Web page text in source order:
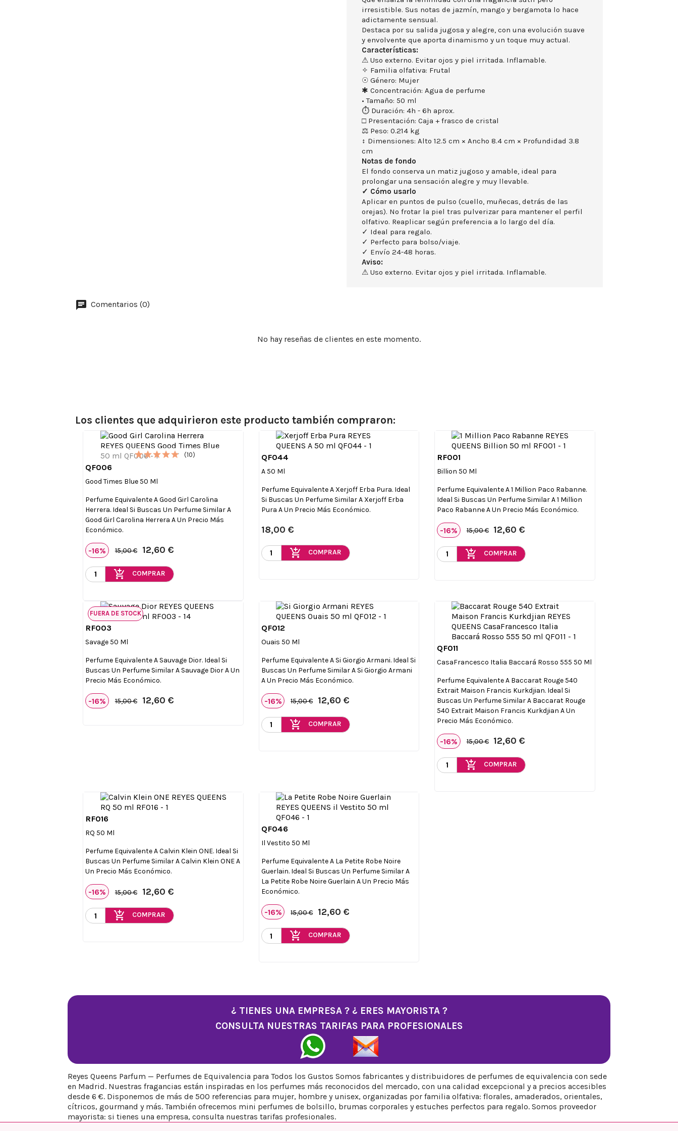
irresistible. Sus notas de jazmín, mango y bergamota lo hace
adictamente sensual.
Destaca por su salida jugosa y alegre, con una evolución suave
y envolvente que aporta dinamismo y un toque muy actual.
Características:
⚠ Uso externo. Evitar ojos y piel irritada. Inflamable.
✧ Familia olfativa: Frutal
☉ Género: Mujer
✱ Concentración: Agua de perfume
• Tamaño: 50 ml
⏱ Duración: 4h - 6h aprox.
□ Presentación: Caja + frasco de cristal
⚖ Peso: 0.214 kg
↕ Dimensiones: Alto 12.5 cm × Ancho 8.4 cm × Profundidad 3.8
cm
Notas de fondo
El fondo conserva un matiz jugoso y amable, ideal para
prolongar una sensación alegre y muy llevable.
✓ Cómo usarlo
Aplicar en puntos de pulso (cuello, muñecas, detrás de las
orejas). No frotar la piel tras pulverizar para mantener el perfil
olfativo. Reaplicar según preferencia a lo largo del día.
✓ Ideal para regalo.
✓ Perfecto para bolso/viaje.
✓ Envío 24-48 horas.
Aviso:
⚠ Uso externo. Evitar ojos y piel irritada. Inflamable.
Comentarios (0)
No hay reseñas de clientes en este momento.
Los clientes que adquirieron este producto también compraron:
QF006
Good Times Blue 50 Ml
Perfume Equivalente A Good Girl Carolina
Herrera. Ideal Si Buscas Un Perfume Similar A
Good Girl Carolina Herrera A Un Precio Más
Económico.
-16% 15,00 € 12,60 €
add_shopping_cart COMPRAR
(10) QF044
A 50 Ml
Perfume Equivalente A Xerjoff Erba Pura. Ideal
Si Buscas Un Perfume Similar A Xerjoff Erba
Pura A Un Precio Más Económico.
18,00 €
add_shopping_cart COMPRAR
RF001
Billion 50 Ml
Perfume Equivalente A 1 Million Paco Rabanne.
Ideal Si Buscas Un Perfume Similar A 1 Million
Paco Rabanne A Un Precio Más Económico.
-16% 15,00 € 12,60 €
add_shopping_cart COMPRAR
RF003
Savage 50 Ml
Perfume Equivalente A Sauvage Dior. Ideal Si
Buscas Un Perfume Similar A Sauvage Dior A Un
Precio Más Económico.
-16% 15,00 € 12,60 €
FUERA DE STOCK
QF012
Ouais 50 Ml
Perfume Equivalente A Si Giorgio Armani. Ideal Si
Buscas Un Perfume Similar A Si Giorgio Armani
A Un Precio Más Económico.
-16% 15,00 € 12,60 €
add_shopping_cart COMPRAR
QF011
CasaFrancesco Italia Baccará Rosso 555 50 Ml
Perfume Equivalente A Baccarat Rouge 540
Extrait Maison Francis Kurkdjian. Ideal Si
Buscas Un Perfume Similar A Baccarat Rouge
540 Extrait Maison Francis Kurkdjian A Un
Precio Más Económico.
-16% 15,00 € 12,60 €
add_shopping_cart COMPRAR
RF016
RQ 50 Ml
Perfume Equivalente A Calvin Klein ONE. Ideal Si
Buscas Un Perfume Similar A Calvin Klein ONE A
Un Precio Más Económico.
-16% 15,00 € 12,60 €
add_shopping_cart COMPRAR
QF046
Il Vestito 50 Ml
Perfume Equivalente A La Petite Robe Noire
Guerlain. Ideal Si Buscas Un Perfume Similar A
La Petite Robe Noire Guerlain A Un Precio Más
Económico.
-16% 15,00 € 12,60 €
add_shopping_cart COMPRAR
¿ TIENES UNA EMPRESA ? ¿ ERES MAYORISTA ?
CONSULTA NUESTRAS TARIFAS PARA PROFESIONALES
Reyes Queens Parfum — Perfumes de Equivalencia para Todos los Gustos Somos fabricantes y distribuidores de perfumes de equivalencia con sede
en Madrid. Nuestras fragancias están inspiradas en los perfumes más reconocidos del mercado, con una calidad excepcional y a precios accesibles
desde 6 €. Disponemos de más de 500 referencias para mujer, hombre y unisex, organizadas por familia olfativa: florales, amaderados, orientales,
cítricos, gourmand y más. También ofrecemos mini perfumes de bolsillo, brumas corporales y estuches perfectos para regalo. Somos proveedor
mayorista: si tienes una empresa, consulta nuestras tarifas profesionales.